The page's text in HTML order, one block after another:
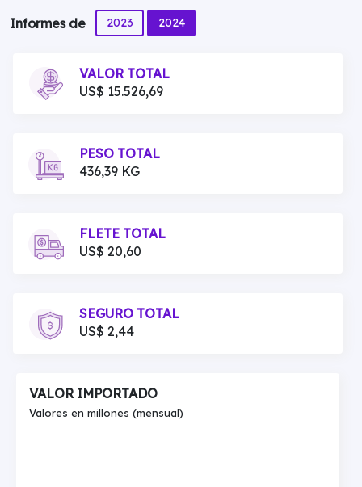
Informes de 2023 2024
VALOR TOTAL
US$ 15.526,69
PESO TOTAL
436,39 KG
FLETE TOTAL
US$ 20,60
SEGURO TOTAL
US$ 2,44
VALOR IMPORTADO
Valores en millones (mensual)